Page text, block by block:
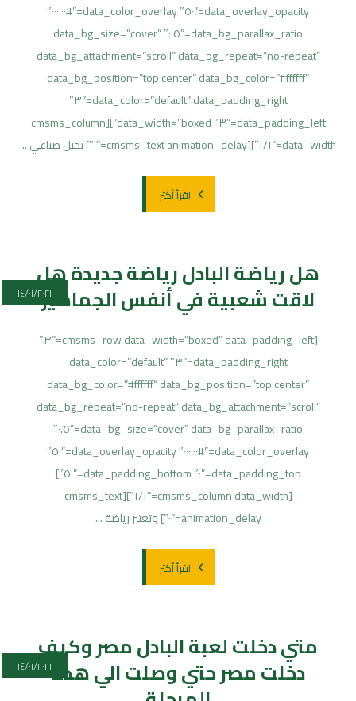
data_overlay_opacity=”٥٠″ data_color_overlay=”#٠٠٠٠٠٠″
data_bg_parallax_ratio=”٠.٥″ data_bg_size=”cover”
data_bg_attachment=”scroll” data_bg_repeat=”no-repeat”
data_bg_position=”top center” data_bg_color=”#ffffff”
data_color=”default” data_padding_right=”٣″
data_padding_left=”٣″ data_width=”boxed”][cmsms_column
data_width=”١/١″][cmsms_text animation_delay=”٠″] نجيل صناعي ...
اقرأ أكثر
هل رياضة البادل رياضة جديدة هل
لاقت شعبية في أنفس الجماهير١٤/٠١/٢٠٢١
[cmsms_row data_width=”boxed” data_padding_left=”٣″
data_padding_right=”٣″ data_color=”default”
data_bg_color=”#ffffff” data_bg_position=”top center”
data_bg_repeat=”no-repeat” data_bg_attachment=”scroll”
data_bg_size=”cover” data_bg_parallax_ratio=”٠.٥″
data_color_overlay=”#٠٠٠٠٠٠″ data_overlay_opacity=”٥٠″
data_padding_top=”٠″ data_padding_bottom=”٥٠″]
[cmsms_column data_width=”١/١″][cmsms_text
animation_delay=”٠″] وتعتبر رياضة ...
اقرأ أكثر
متي دخلت لعبة البادل مصر وكيف
دخلت مصر حتي وصلت الي هذه١٤/٠١/٢٠٢١